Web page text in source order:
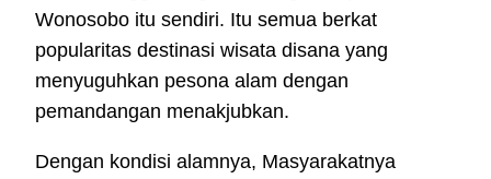
Wonosobo itu sendiri. Itu semua berkat
popularitas destinasi wisata disana yang
menyuguhkan pesona alam dengan
pemandangan menakjubkan.
Dengan kondisi alamnya, Masyarakatnya